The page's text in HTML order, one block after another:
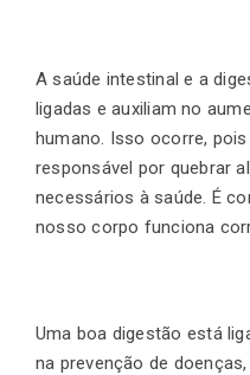
A saúde intestinal e a
ligadas e auxiliam no
humano. Isso ocorre,
responsável por quebrar
necessários à saúde. É
nosso corpo funciona
Uma boa digestão está
na prevenção de